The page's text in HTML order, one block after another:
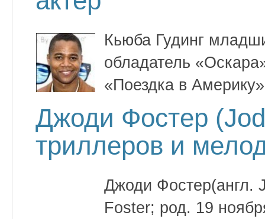
Кьюба Гудинг
обладатель
«Поездка в
Джоди Фостер
триллеров и
Джоди Фостер(англ.
Foster; род. 19